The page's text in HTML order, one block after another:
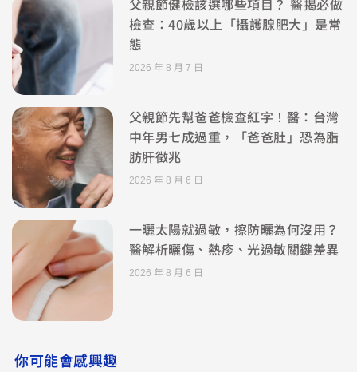
檢查：40歲以上「攝護腺肥大」是常
態
2026 年 8 月 7 日
父親節先幫爸爸檢查紅字！醫：台灣
中年男七成過重，「爸爸肚」恐為脂
肪肝徵兆
2026 年 8 月 6 日
一曬太陽就過敏，擦防曬為何沒用？
醫解析曬傷、熱疹、光過敏關鍵差異
2026 年 8 月 6 日
你可能會感興趣